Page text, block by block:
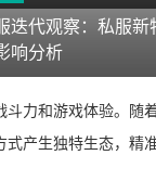
迭代观察：私服新
响分析
斗力和游戏体验。随
式产生独特生态，精